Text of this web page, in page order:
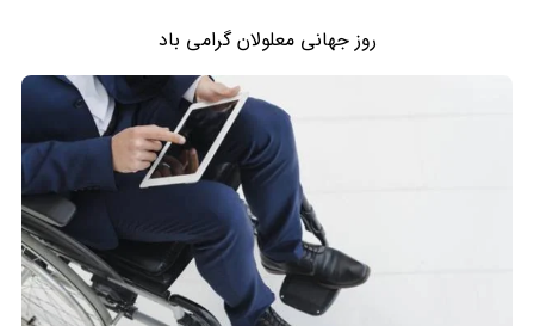
روز جهانی معلولان گرامی باد